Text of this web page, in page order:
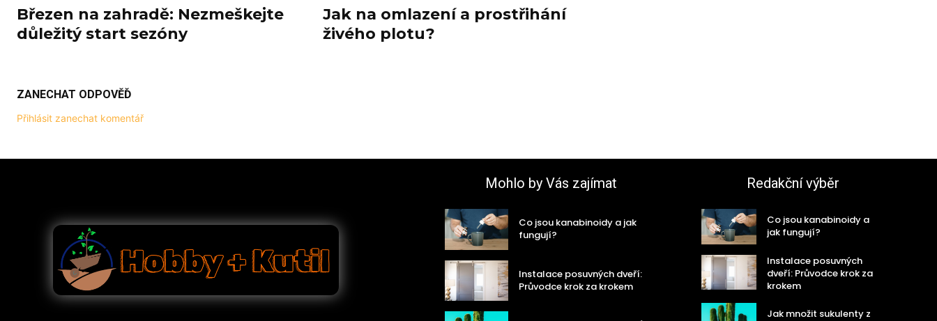
Březen na zahradě: Nezmeškejte
důležitý start sezóny
Jak na omlazení a prostřihání
živého plotu?
ZANECHAT ODPOVĚĎ
Přihlásit zanechat komentář
Mohlo by Vás zajímat
Co jsou kanabinoidy a jak
fungují?
Instalace posuvných dveří:
Průvodce krok za krokem
Redakční výběr
Co jsou kanabinoidy a
jak fungují?
Instalace posuvných
dveří: Průvodce krok za
krokem
Jak množit sukulenty z